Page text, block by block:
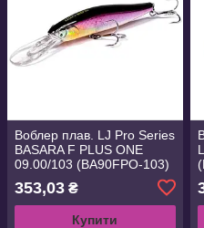
Воблер плав. LJ Pro Series
BASARA F PLUS ONE
09.00/103 (BA90FPO-103)
353,03 ₴
Купити